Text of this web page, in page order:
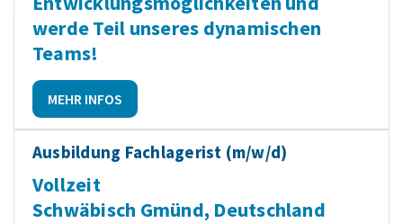
werde Teil unseres dynamischen
Teams!
MEHR INFOS
Ausbildung Fachlagerist (m/w/d)
Vollzeit
Schwäbisch Gmünd, Deutschland